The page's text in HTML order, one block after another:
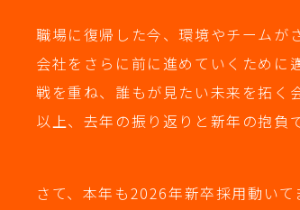
職場に復帰した今、環境やチームが
会社をさらに前に進めていくため
戦を重ね、誰もが見たい未来を拓く
以上、去年の振り返りと新年の抱負
さて、本年も2026年新卒採用動い